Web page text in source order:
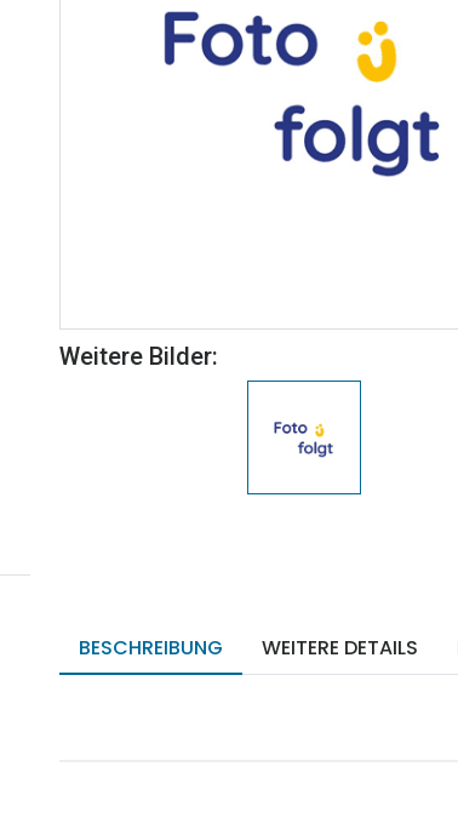
Weitere Bilder:
BESCHREIBUNG WEITERE DETAILS